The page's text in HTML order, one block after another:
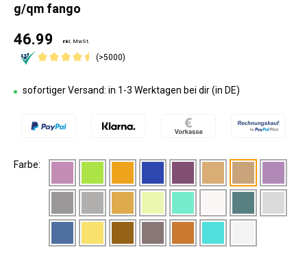
g/qm fango
46.99 inkl. MwSt.
(>5000)
sofortiger Versand: in 1-3 Werktagen bei dir (in DE)
Farbe: